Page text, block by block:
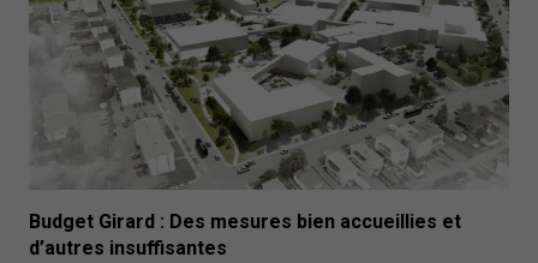
Budget Girard : Des mesures bien accueillies et
d’autres insuffisantes